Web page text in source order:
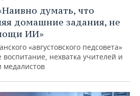
думать, что
домашние задания, не
ИИ»
«августовского педсовета»
воспитание, нехватка учителей и
медалистов